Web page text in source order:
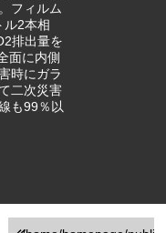
フィルム
ル2本相
排出量を
面に内側
時にガラ
二次災害
も99％以